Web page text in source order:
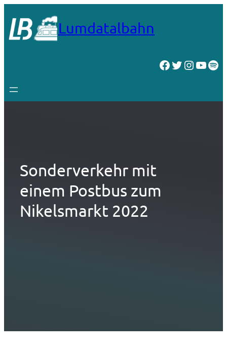
Inhalt
springen
Lumdatalbahn
Facebook
Twitter
Sonderverkehr mit
einem Postbus zum
Nikelsmarkt 2022